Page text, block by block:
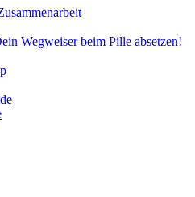
Wegweiser beim Pille absetzen!